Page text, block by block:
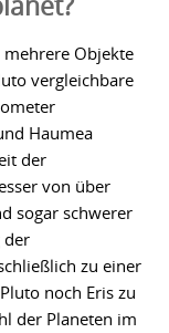
Objekte
vergleichbare
Haumea
der
von über
sogar schwerer
der
zu einer
noch Eris zu
der Planeten im